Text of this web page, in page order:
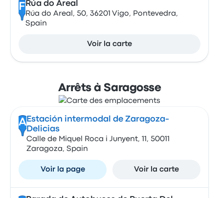
F Rúa do Areal
Rúa do Areal, 50, 36201 Vigo, Pontevedra,
Spain
Voir la carte
Arrêts à Saragosse
A Estación intermodal de Zaragoza-
Delicias
Calle de Miquel Roca i Junyent, 11, 50011
Zaragoza, Spain
Voir la page Voir la carte